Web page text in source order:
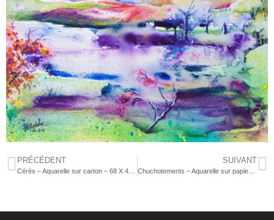
PRÉCÉDENT SUIVANT
Chuchotements – Aquarelle sur papier – 40 X 30 – non dispo